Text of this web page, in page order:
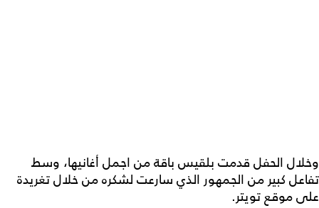
وخلال الحفل قدمت بلقيس باقة من اجمل أغانيها، وسط
تفاعل كبير من الجمهور الذي سارعت لشكره من خلال تغريدة
على موقع تويتر.